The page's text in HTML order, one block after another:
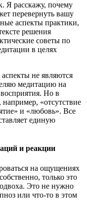
Я расскажу, почему
перевернуть вашу
аспекты практики,
решения
советы по
в целях
не являются
медитацию на
Но в
например, «отсутствие
и «любовь». Все
единую
и реакции
на ощущениях
только это
Это не нужно
или что-то в этом